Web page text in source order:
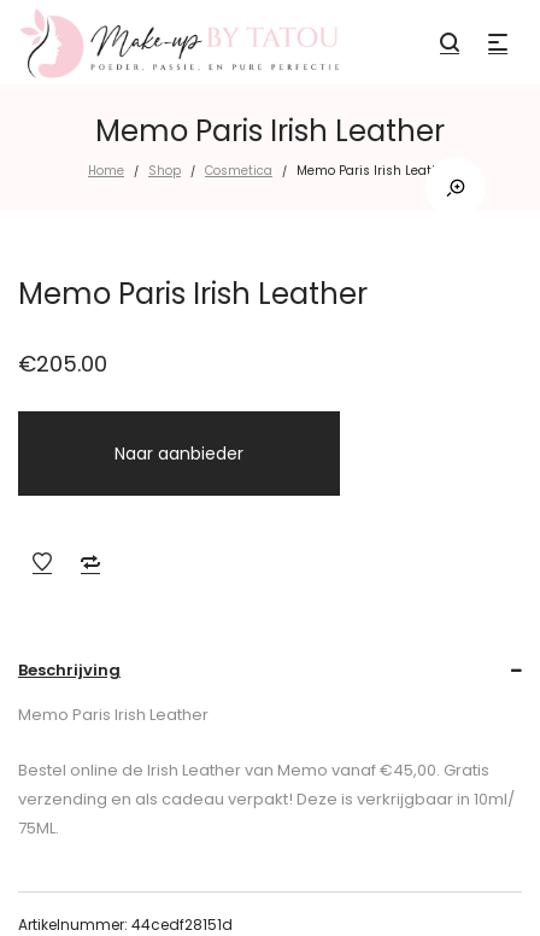
Memo Paris Irish Leather
Home / Shop / Cosmetica / Memo Paris Irish Leather
Memo Paris Irish Leather
€205.00
Naar aanbieder
Beschrijving
Memo Paris Irish Leather
Bestel online de Irish Leather van Memo vanaf €45,00. Gratis
verzending en als cadeau verpakt! Deze is verkrijgbaar in 10ml/
75ML.
Artikelnummer: 44cedf28151d